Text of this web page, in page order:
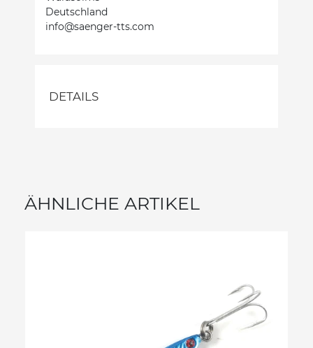
Deutschland
info@saenger-tts.com
DETAILS
ÄHNLICHE ARTIKEL